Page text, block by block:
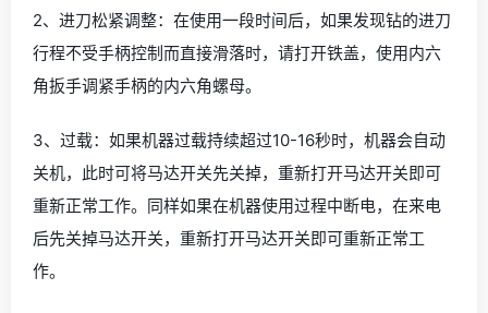
2、进刀松紧调整：在使用一段时间后，如果发现钻的进刀
行程不受手柄控制而直接滑落时，请打开铁盖，使用内六
角扳手调紧手柄的内六角螺母。
3、过载：如果机器过载持续超过10-16秒时，机器会自动
关机，此时可将马达开关先关掉，重新打开马达开关即可
重新正常工作。同样如果在机器使用过程中断电，在来电
后先关掉马达开关，重新打开马达开关即可重新正常工
作。